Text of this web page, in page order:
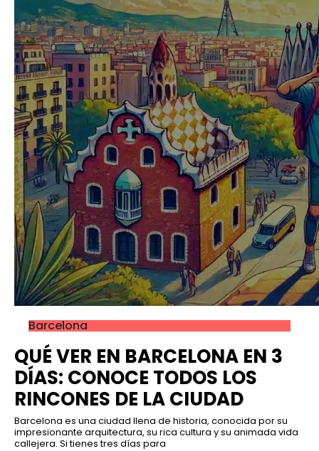
Barcelona
QUÉ VER EN BARCELONA EN 3
DÍAS: CONOCE TODOS LOS
RINCONES DE LA CIUDAD
Barcelona es una ciudad llena de historia, conocida por su
impresionante arquitectura, su rica cultura y su animada vida
callejera. Si tienes tres días para